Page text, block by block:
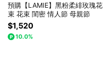
預購【LAMIE】黑粉柔緋玫瑰花
束 花束 閨密 情人節 母親節
$1,520
10.0%